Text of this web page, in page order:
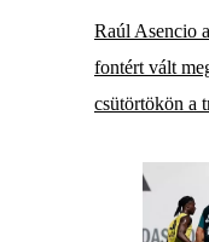
Raúl Asencio
fontért vált
csütörtökön a